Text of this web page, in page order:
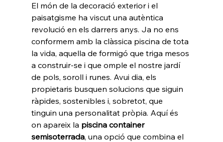
El món de la decoració exterior i el
paisatgisme ha viscut una autèntica
revolució en els darrers anys. Ja no ens
conformem amb la clàssica piscina de tota
la vida, aquella de formigó que triga mesos
a construir-se i que omple el nostre jardí
de pols, soroll i runes. Avui dia, els
propietaris busquen solucions que siguin
ràpides, sostenibles i, sobretot, que
tinguin una personalitat pròpia. Aquí és
on apareix la piscina container
semisoterrada, una opció que combina el